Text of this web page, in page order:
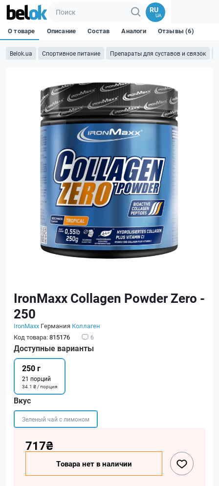
RU
UA
Belok.ua Спортивное питание Препараты для суставов и связок
О товаре Описание Состав Аналоги Отзывы (6)
IronMaxx Collagen Powder Zero -
250
IronMaxx Германия Коллаген
Код товара:815176 6
Доступные варианты
250 г
21 порций
34.1 ₴ / порция
Вкус
Зеленый чай с лимоном
717₴
Товара нет в наличии